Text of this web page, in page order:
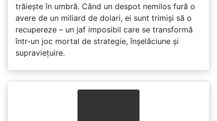
trăiește în umbră. Când un despot nemilos fură o
avere de un miliard de dolari, ei sunt trimiși să o
recupereze – un jaf imposibil care se transformă
într-un joc mortal de strategie, înșelăciune și
supraviețuire.